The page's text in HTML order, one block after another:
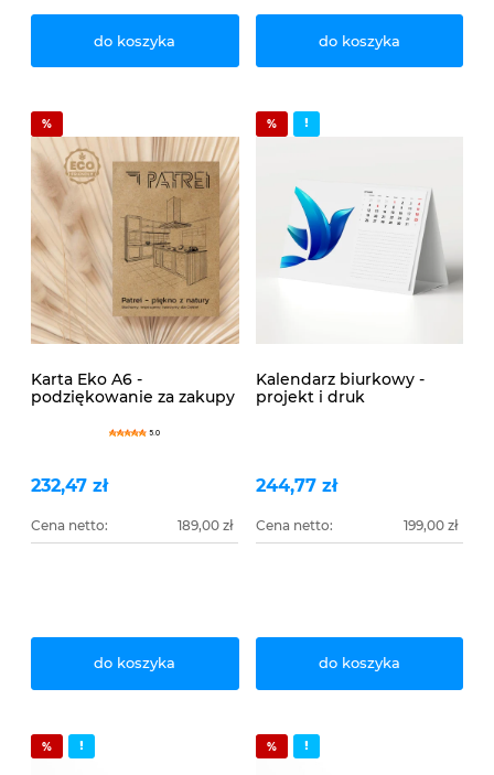
do koszyka do koszyka
Karta Eko A6 -
podziękowanie za zakupy
5.0
232,47 zł
Cena netto: 189,00 zł
do koszyka
Kalendarz biurkowy -
projekt i druk
244,77 zł
Cena netto: 199,00 zł
do koszyka